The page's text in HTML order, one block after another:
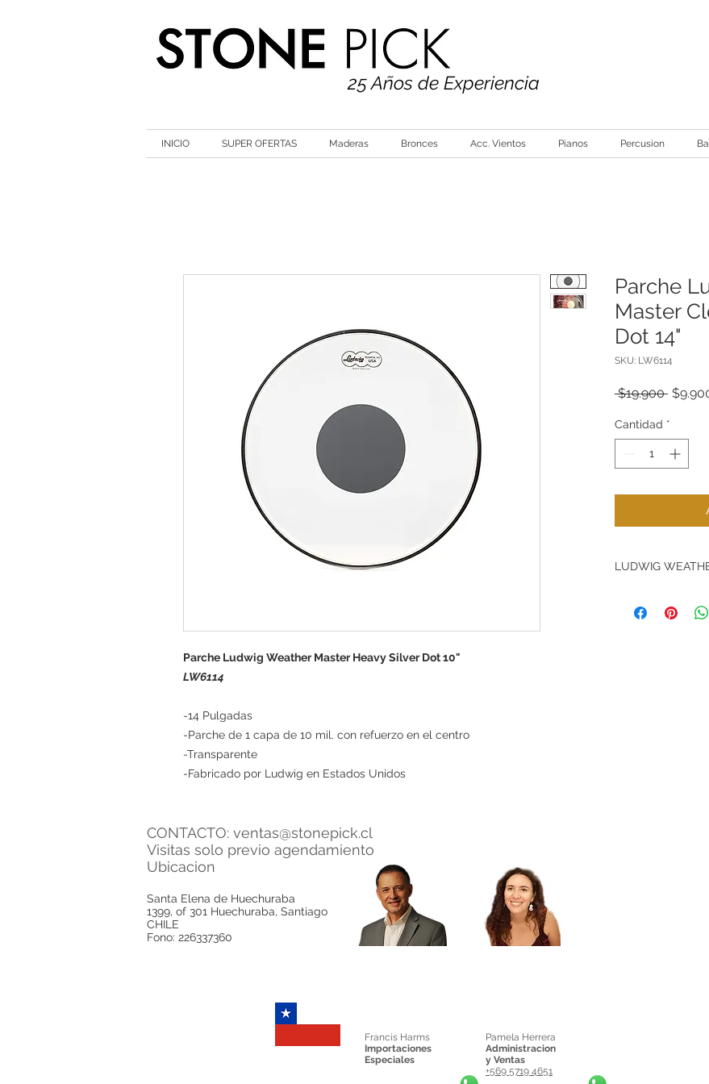
25 Años de Experiencia
INICIO SUPER OFERTAS Maderas Bronces Acc. Vientos Pianos Percusion
Parche Ludwig Weather Master Heavy Silver Dot 10"
LW6114
-14 Pulgadas
-Parche de 1 capa de 10 mil. con refuerzo en el centro
-Transparente
-Fabricado por Ludwig en Estados Unidos
Parche
Master
Dot 14"
SKU: LW6114
$19.900 Precio
Cantidad *
LUDWIG
Monroe NC,
CONTACTO: ventas@stonepick.cl
Visitas solo previo agendamiento
Ubicacion
Santa Elena de Huechuraba
1399, of 301 Huechuraba, Santiago
CHILE
Fono: 226337360
Francis Harms
Importaciones
Especiales
Pamela Herrera
Administracion
y Ventas
+569 5719 4651